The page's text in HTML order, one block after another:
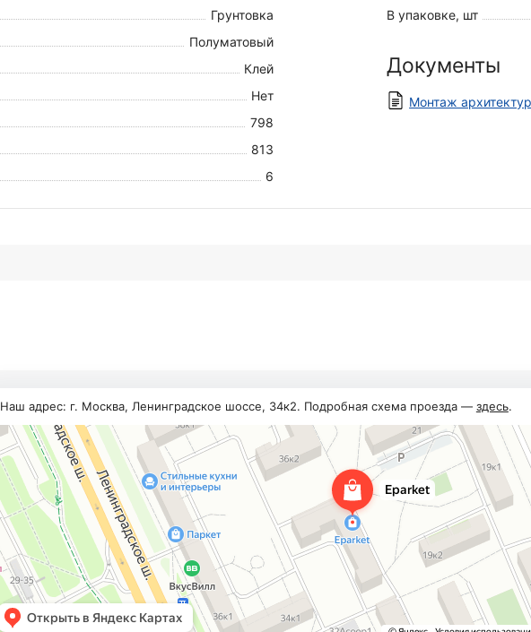
Грунтовка
Полуматовый
Клей
Нет
798
813
6
В упаковке, шт
Документы
Монтаж
Наш адрес: г. Москва, Ленинградское шоссе, 34к2. Подробная схема проезда — здесь.